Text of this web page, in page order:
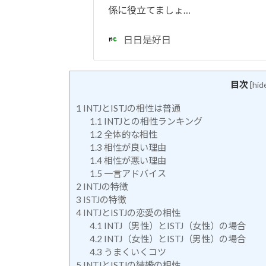
係に役立てましょ…
日日是好日
目次 [
1 INTJとISTJの相性は普通
1.1 INTJとの相性ランキング
1.2 全体的な相性
1.3 相性が良い理由
1.4相性が悪い理由
1.5 一言アドバイス
2 INTJの特徴
3 ISTJの特徴
4 INTJとISTJの恋愛の相性
4.1 INTJ（男性）とISTJ（女性）の場合
4.2 INTJ（女性）とISTJ（男性）の場合
4.3 うまくいくコツ